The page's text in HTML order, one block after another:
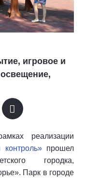
игровое и
реализации
прошел
городка,
Парк в городе